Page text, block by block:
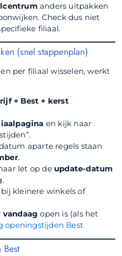
anders uitpakken
Check dus niet
filiaal.
(snel stappenplan)
per filiaal wisselen, werkt
+ Best + kerst
en kijk naar
aparte regels staan
.
let op de update-datum
bij kleinere winkels of
vandaag open is (als het
openingstijden Best
Best